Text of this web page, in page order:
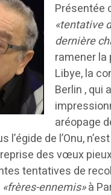
Présentée
«tentative
dernière
ramener la
Libye, la
Berlin , qui
aréopage
l’égide de l’Onu,
reprise des vœux
tentatives de
«frères-ennemis»à